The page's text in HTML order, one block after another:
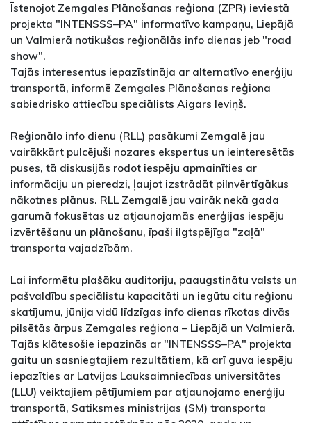
Īstenojot Zemgales Plānošanas reģiona (ZPR) ieviestā
projekta "INTENSSS–PA" informatīvo kampaņu, Liepājā
un Valmierā notikušas reģionālās info dienas jeb "road
show".
Tajās interesentus iepazīstināja ar alternatīvo enerģiju
transportā, informē Zemgales Plānošanas reģiona
sabiedrisko attiecību speciālists Aigars Ieviņš.
Reģionālo info dienu (RLL) pasākumi Zemgalē jau
vairākkārt pulcējuši nozares ekspertus un ieinteresētās
puses, tā diskusijās rodot iespēju apmainīties ar
informāciju un pieredzi, ļaujot izstrādāt pilnvērtīgākus
nākotnes plānus. RLL Zemgalē jau vairāk nekā gada
garumā fokusētas uz atjaunojamās enerģijas iespēju
izvērtēšanu un plānošanu, īpaši ilgtspējīga "zaļā"
transporta vajadzībām.
Lai informētu plašāku auditoriju, paaugstinātu valsts un
pašvaldību speciālistu kapacitāti un iegūtu citu reģionu
skatījumu, jūnija vidū līdzīgas info dienas rīkotas divās
pilsētās ārpus Zemgales reģiona – Liepājā un Valmierā.
Tajās klātesošie iepazinās ar "INTENSSS–PA" projekta
gaitu un sasniegtajiem rezultātiem, kā arī guva iespēju
iepazīties ar Latvijas Lauksaimniecības universitātes
(LLU) veiktajiem pētījumiem par atjaunojamo enerģiju
transportā, Satiksmes ministrijas (SM) transporta